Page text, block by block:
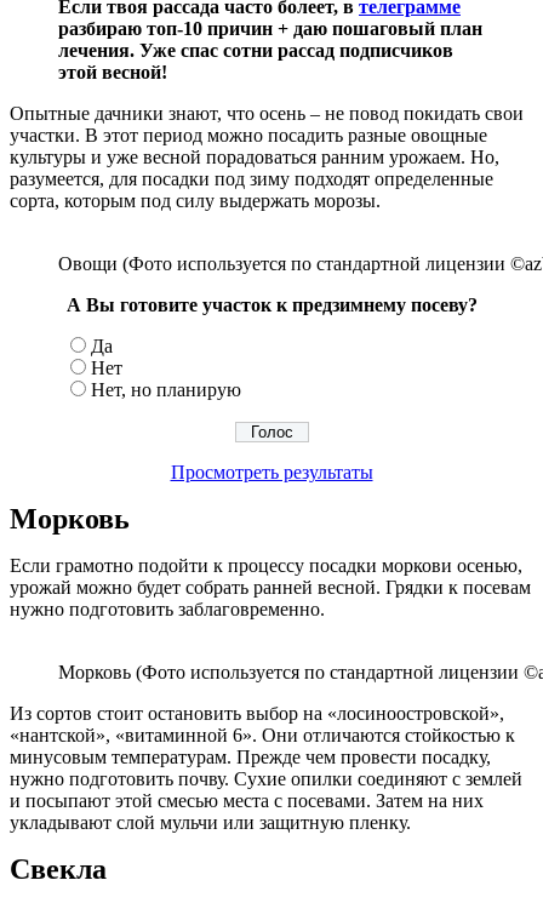
Если твоя рассада часто болеет, в телеграмме
разбираю топ-10 причин + даю пошаговый план
лечения. Уже спас сотни рассад подписчиков
этой весной!
Опытные дачники знают, что осень – не повод покидать свои
участки. В этот период можно посадить разные овощные
культуры и уже весной порадоваться ранним урожаем. Но,
разумеется, для посадки под зиму подходят определенные
сорта, которым под силу выдержать морозы.
Овощи (Фото используется по стандартной лицензии
А Вы готовите участок к предзимнему посеву?
Да
Нет
Нет, но планирую
Просмотреть результаты
Морковь
Если грамотно подойти к процессу посадки моркови осенью,
урожай можно будет собрать ранней весной. Грядки к посевам
нужно подготовить заблаговременно.
Морковь (Фото используется по стандартной лицензии
Из сортов стоит остановить выбор на «лосиноостровской»,
«нантской», «витаминной 6». Они отличаются стойкостью к
минусовым температурам. Прежде чем провести посадку,
нужно подготовить почву. Сухие опилки соединяют с землей
и посыпают этой смесью места с посевами. Затем на них
укладывают слой мульчи или защитную пленку.
Свекла